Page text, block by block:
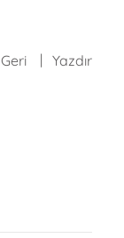
Geri Yazdır